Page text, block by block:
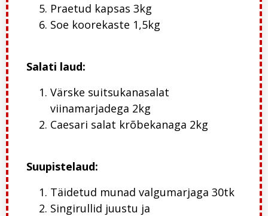
Praetud kapsas 3kg
Soe koorekaste 1,5kg
Salati laud:
Värske suitsukanasalat
viinamarjadega 2kg
Caesari salat krõbekanaga 2kg
Suupistelaud:
Täidetud munad valgumarjaga 30tk
Singirullid juustu ja